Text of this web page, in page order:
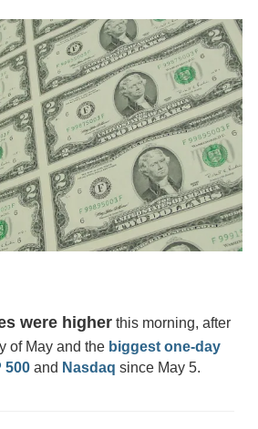
were higher this morning, after
of May and the biggest one-day
500 and Nasdaq since May 5.